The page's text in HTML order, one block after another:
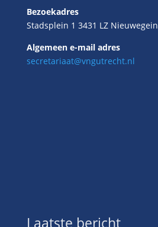
Bezoekadres
Stadsplein 1 3431 LZ Nieuwegein
Algemeen e-mail adres
secretariaat@vngutrecht.nl
Laatste bericht